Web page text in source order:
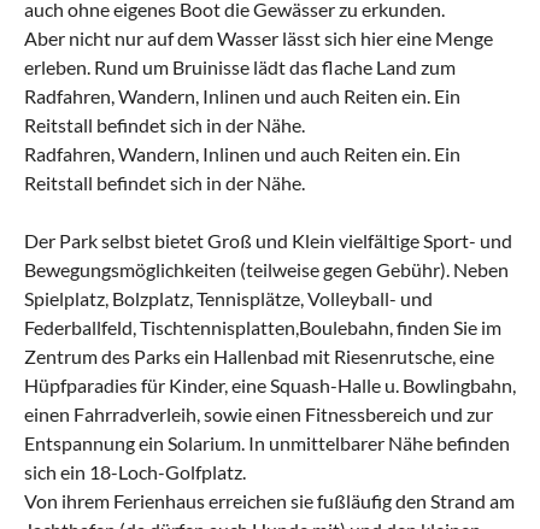
auch ohne eigenes Boot die Gewässer zu erkunden.
Aber nicht nur auf dem Wasser lässt sich hier eine Menge
erleben. Rund um Bruinisse lädt das flache Land zum
Radfahren, Wandern, Inlinen und auch Reiten ein. Ein
Reitstall befindet sich in der Nähe.
Radfahren, Wandern, Inlinen und auch Reiten ein. Ein
Reitstall befindet sich in der Nähe.
Der Park selbst bietet Groß und Klein vielfältige Sport- und
Bewegungsmöglichkeiten (teilweise gegen Gebühr). Neben
Spielplatz, Bolzplatz, Tennisplätze, Volleyball- und
Federballfeld, Tischtennisplatten,Boulebahn, finden Sie im
Zentrum des Parks ein Hallenbad mit Riesenrutsche, eine
Hüpfparadies für Kinder, eine Squash-Halle u. Bowlingbahn,
einen Fahrradverleih, sowie einen Fitnessbereich und zur
Entspannung ein Solarium. In unmittelbarer Nähe befinden
sich ein 18-Loch-Golfplatz.
Von ihrem Ferienhaus erreichen sie fußläufig den Strand am